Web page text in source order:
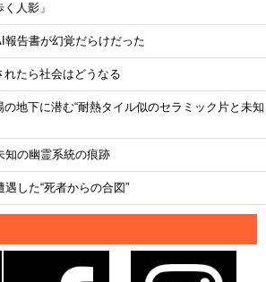
人影」
報告書が幻覚だらけだった
たら社会はどうなる
地下に潜む“耐熱タイル似のセラミック片と未知
知の幽霊系統の痕跡
した“死者からの合図”